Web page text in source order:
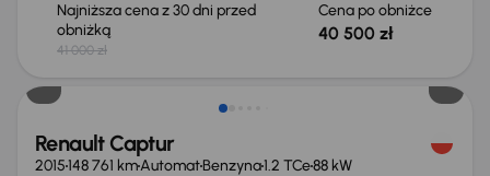
Najniższa cena z 30 dni przed
obniżką
41 000 zł
Cena po obniżce
40 500 zł
Extra zniżka 2 050 zł
Renault Captur
2015148 761 kmAutomatBenzyna1.2 TCe88 kW